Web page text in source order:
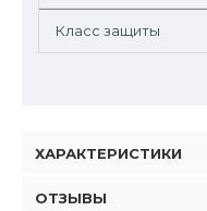
Класс защиты
ХАРАКТЕРИСТИКИ
ОТЗЫВЫ